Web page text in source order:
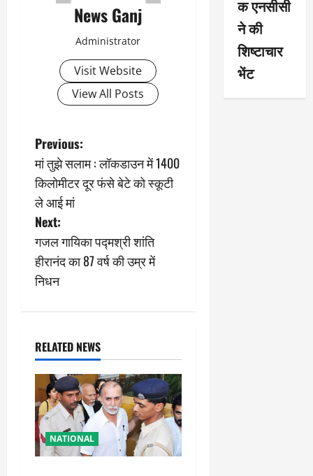
News Ganj
Administrator
Visit Website
View All Posts
P
o
s
t
n
a
i
g
a
t
Previous:
मां तुझे सलाम : लॉकडाउन में 1400
किलोमीटर दूर फंसे बेटे को स्कूटी
ले आई मां
Next:
गजल गायिका पद्मश्री शांति
हीरानंद का 87 वर्ष की उम्र में
निधन
RELATED NEWS
NATIONAL
क एनसीसी
ने की
शिष्टाचार
भेंट